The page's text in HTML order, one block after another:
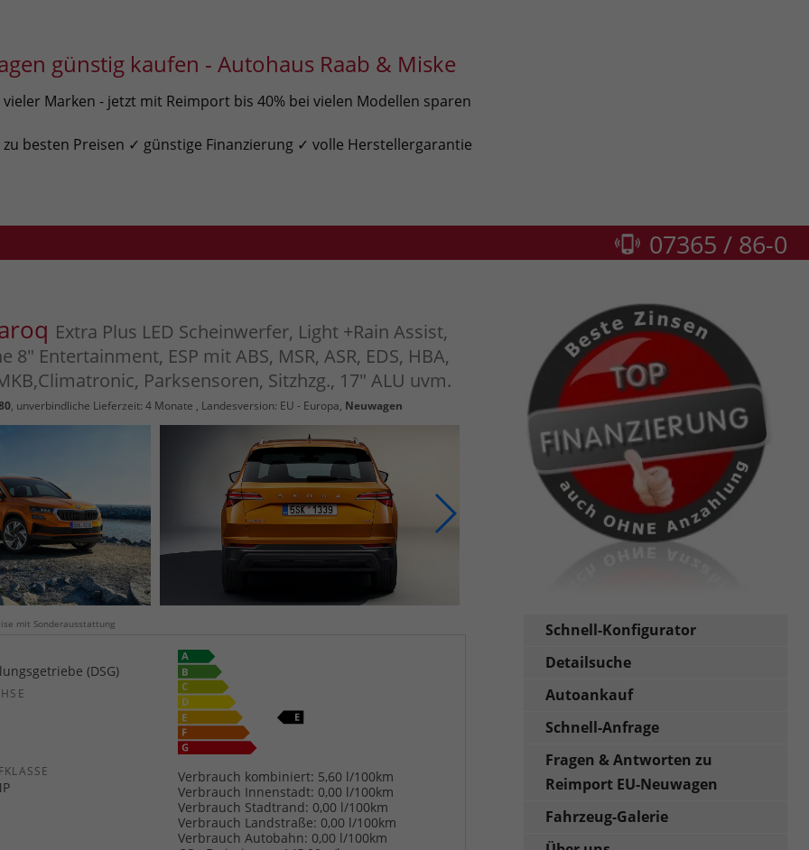
günstig kaufen - Autohaus Raab & Miske
vieler Marken - jetzt mit Reimport bis 40% bei vielen Modellen sparen
zu besten Preisen ✓ günstige Finanzierung ✓ volle Herstellergarantie
07365 / 86-0
Extra Plus LED Scheinwerfer, Light +Rain Assist,
8" Entertainment, ESP mit ABS, MSR, ASR, EDS, HBA,
Parksensoren, Sitzhzg., 17" ALU uvm.
, unverbindliche Lieferzeit: 4 Monate , Landesversion: EU - Europa, Neuwagen
mit Sonderausstattung
(DSG)
Verbrauch kombiniert: 5,60 l/100km
Verbrauch Innenstadt: 0,00 l/100km
Verbrauch Stadtrand: 0,00 l/100km
Verbrauch Landstraße: 0,00 l/100km
Verbrauch Autobahn: 0,00 l/100km
Schnell-Konfigurator
Detailsuche
Autoankauf
Schnell-Anfrage
Fragen & Antworten zu
Reimport EU-Neuwagen
Fahrzeug-Galerie